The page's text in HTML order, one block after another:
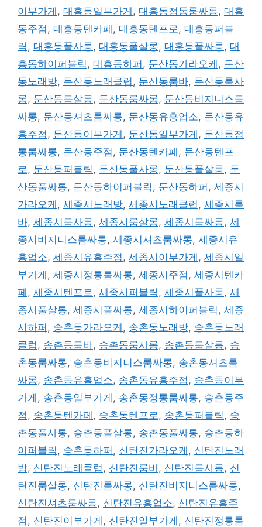
이부가게 , 대흥동일부가게 , 대흥동정통룸싸롱, 대흥
동주점 , 대흥동텐카페 , 대흥동텐프로 , 대흥동퍼블
릭 , 대흥동풀사롱, 대흥동풀살롱, 대흥동풀싸롱, 대
흥동하이퍼블릭 , 대흥동하퍼 , 둔산동가라오케 , 둔산
동노래방, 둔산동노래클럽 , 둔산동룸바, 둔산동룸사
롱, 둔산동룸살롱, 둔산동룸싸롱, 둔산동비지니스룸
싸롱, 둔산동셔츠룸싸롱, 둔산동유흥업소, 둔산동유
흥주점 , 둔산동이부가게 , 둔산동일부가게 , 둔산동정
통룸싸롱, 둔산동주점 , 둔산동텐카페 , 둔산동텐프
로 , 둔산동퍼블릭 , 둔산동풀사롱, 둔산동풀살롱, 둔
산동풀싸롱, 둔산동하이퍼블릭 , 둔산동하퍼 , 세종시
가라오케 , 세종시노래방, 세종시노래클럽 , 세종시룸
바, 세종시룸사롱, 세종시룸살롱, 세종시룸싸롱, 세
종시비지니스룸싸롱, 세종시셔츠룸싸롱, 세종시유
흥업소, 세종시유흥주점 , 세종시이부가게 , 세종시일
부가게 , 세종시정통룸싸롱, 세종시주점 , 세종시텐카
페 , 세종시텐프로 , 세종시퍼블릭 , 세종시풀사롱, 세
종시풀살롱, 세종시풀싸롱, 세종시하이퍼블릭 , 세종
시하퍼 , 송촌동가라오케 , 송촌동노래방, 송촌동노래
클럽 , 송촌동룸바, 송촌동룸사롱, 송촌동룸살롱, 송
촌동룸싸롱, 송촌동비지니스룸싸롱, 송촌동셔츠룸
싸롱, 송촌동유흥업소, 송촌동유흥주점 , 송촌동이부
가게 , 송촌동일부가게 , 송촌동정통룸싸롱, 송촌동주
점 , 송촌동텐카페 , 송촌동텐프로 , 송촌동퍼블릭 , 송
촌동풀사롱, 송촌동풀살롱, 송촌동풀싸롱, 송촌동하
이퍼블릭 , 송촌동하퍼 , 신탄진가라오케 , 신탄진노래
방, 신탄진노래클럽 , 신탄진룸바, 신탄진룸사롱, 신
탄진룸살롱, 신탄진룸싸롱, 신탄진비지니스룸싸롱,
신탄진셔츠룸싸롱, 신탄진유흥업소, 신탄진유흥주
점 , 신탄진이부가게 , 신탄진일부가게 , 신탄진정통룸